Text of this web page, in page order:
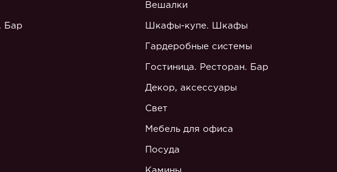
Бар
Вешалки
Шкафы-купе. Шкафы
Гардеробные системы
Гостиница. Ресторан. Бар
Декор, аксессуары
Свет
Мебель для офиса
Посуда